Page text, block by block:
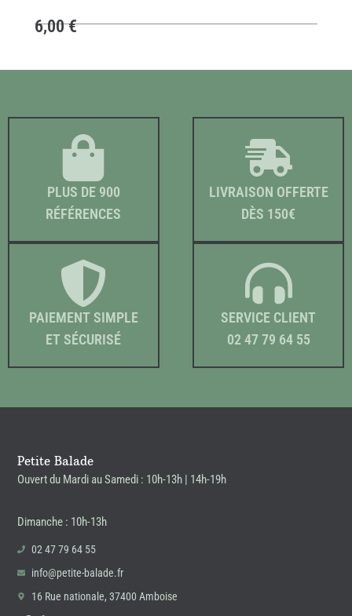
6,00€
PLUS DE 900
RÉFÉRENCES
LIVRAISON OFFERTE
DÈS 150€
PAIEMENT SIMPLE
ET SÉCURISÉ
SERVICE CLIENT
02 47 79 64 55
Petite Balade
Ouvert du Mardi au Samedi : 10h-13h | 14h-19h
Dimanche : 10h-13h
02 47 79 64 55
info@petite-balade.fr
16 Rue nationale, 37400 Amboise